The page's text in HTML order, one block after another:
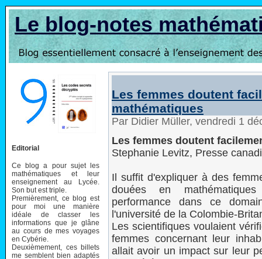
Le blog-notes
Editorial
Ce blog a pour sujet les
mathématiques et leur
enseignement au Lycée.
Son but est triple.
Premièrement, ce blog est
pour moi une manière
idéale de classer les
informations que je glâne
au cours de mes voyages
en Cybérie.
Deuxièmement, ces billets
me semblent bien adaptés
Les femmes doutent
mathématiques
Par Didier Müller, vendredi 1
Les femmes doutent
Stephanie Levitz, Presse
Il suffit d'expliquer à des
douées en
performance dans ce
l'université de la Colombie-
Les scientifiques voulaient
femmes concernant leur
allait avoir un impact sur leur